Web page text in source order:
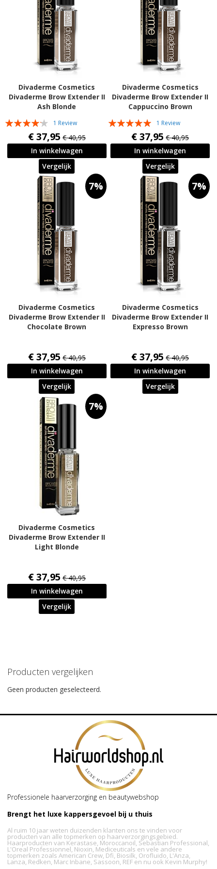
Divaderme Cosmetics
Divaderme Brow Extender II
Ash Blonde
Waardering:
1 Review
€ 37,95 € 40,95
In winkelwagen
Vergelijk
Divaderme Cosmetics
Divaderme Brow Extender II
Cappuccino Brown
Waardering:
1 Review
€ 37,95 € 40,95
In winkelwagen
Vergelijk
7%
Divaderme Cosmetics
Divaderme Brow Extender II
Chocolate Brown
€ 37,95 € 40,95
In winkelwagen
Vergelijk
7%
Divaderme Cosmetics
Divaderme Brow Extender II
Expresso Brown
€ 37,95 € 40,95
In winkelwagen
Vergelijk
7%
Divaderme Cosmetics
Divaderme Brow Extender II
Light Blonde
€ 37,95 € 40,95
In winkelwagen
Vergelijk
Producten vergelijken
Geen producten geselecteerd.
Professionele haarverzorging en beautywebshop
Brengt het luxe kappersgevoel bij u thuis
Al ruim 10 jaar weten duizenden klanten ons te vinden voor
producten van alle topmerken op haarverzorgingsgebied.
Haarproducten van Kerastase, Moroccanoil, Sebastian Professional,
L'Oreal Professionnel, Nioxin, Mediceuticals en vele andere
topmerken zoals American Crew, Dfi, Biosilk, Orofluido, L'Anza,
Lanza, Redken, Marc Inbane, Sassoon, REF en nu ook Kevin Murphy!